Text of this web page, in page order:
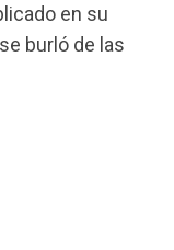
en su
burló de las